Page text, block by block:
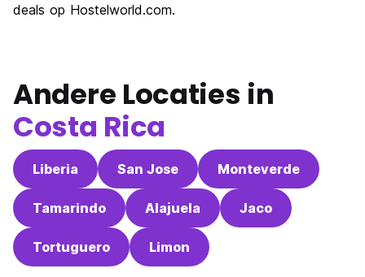
deals op Hostelworld.com.
Andere Locaties in
Costa Rica
Liberia San Jose Monteverde
Tamarindo Alajuela Jaco
Tortuguero Limon